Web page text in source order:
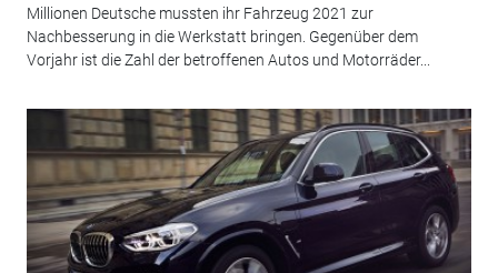
Millionen Deutsche mussten ihr Fahrzeug 2021 zur
Nachbesserung in die Werkstatt bringen. Gegenüber dem
Vorjahr ist die Zahl der betroffenen Autos und Motorräder...